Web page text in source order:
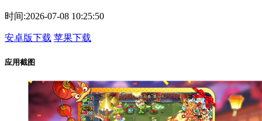
时间:2026-07-08 10:25:50
安卓版下载 苹果下载
应用截图